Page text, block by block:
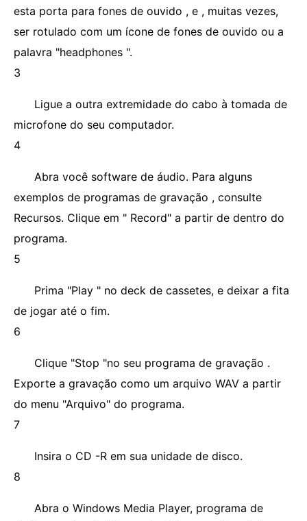
esta porta para fones de ouvido , e , muitas vezes,
ser rotulado com um ícone de fones de ouvido ou a
palavra "headphones ".
3
Ligue a outra extremidade do cabo à tomada de
microfone do seu computador.
4
Abra você software de áudio. Para alguns
exemplos de programas de gravação , consulte
Recursos. Clique em " Record" a partir de dentro do
programa.
5
Prima "Play " no deck de cassetes, e deixar a fita
de jogar até o fim.
6
Clique "Stop "no seu programa de gravação .
Exporte a gravação como um arquivo WAV a partir
do menu "Arquivo" do programa.
7
Insira o CD -R em sua unidade de disco.
8
Abra o Windows Media Player, programa de